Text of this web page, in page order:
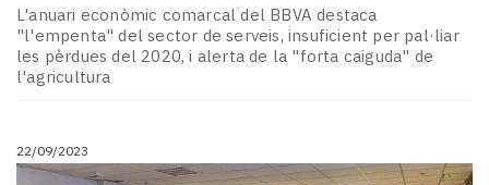
L'anuari econòmic comarcal del BBVA destaca
"l'empenta" del sector de serveis, insuficient per pal·liar
les pèrdues del 2020, i alerta de la "forta caiguda" de
l'agricultura
22/09/2023